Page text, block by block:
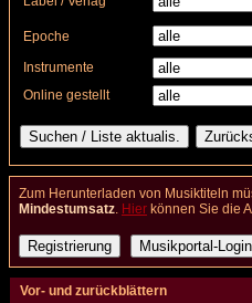
Epoche
Instrumente
Online gestellt
Zum Herunterladen von Musiktiteln
Mindestumsatz. Hier können Sie die
Vor- und zurückblättern